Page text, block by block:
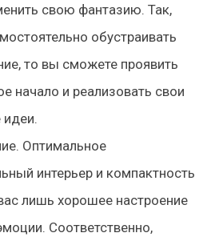
свою фантазию. Так,
обустраивать
то вы сможете проявить
начало и реализовать свои
Оптимальное
интерьер и компактность
лишь хорошее настроение
Соответственно,